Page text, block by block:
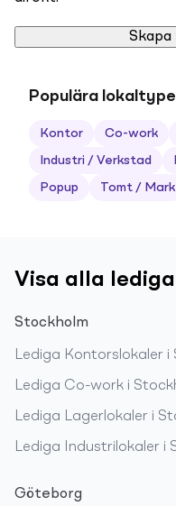
Populära
Kontor Co-work
Industri / Verkstad
Popup Tomt / Mark
Visa alla
Stockholm
Lediga Kontorslokaler i
Lediga Co-work i
Lediga Lagerlokaler i
Lediga Industrilokaler i
Göteborg